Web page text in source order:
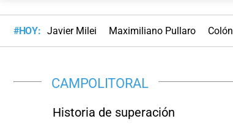
#HOY: Javier Milei Maximiliano Pullaro Colón
CAMPOLITORAL
Historia de superación